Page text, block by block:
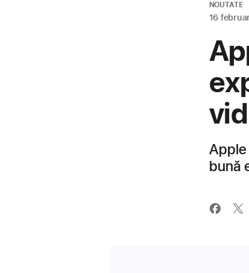
NOUTATE
16
bună